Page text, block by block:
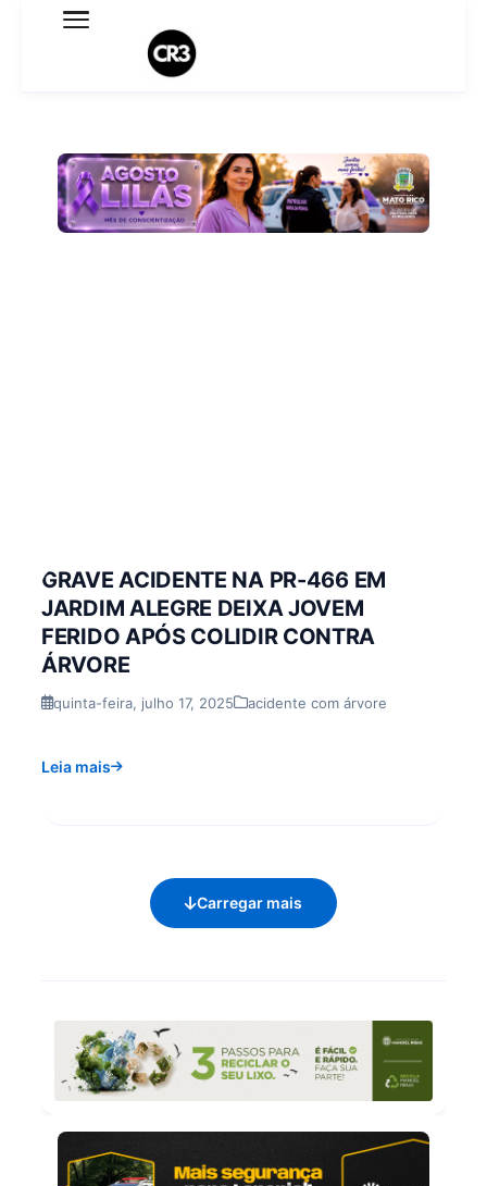
Expediente
Termo de Uso
Sobre o blog
GRAVE ACIDENTE NA PR-466 EM
JARDIM ALEGRE DEIXA JOVEM
FERIDO APÓS COLIDIR CONTRA
ÁRVORE
quinta-feira, julho 17, 2025 acidente com árvore
Leia mais
Carregar mais